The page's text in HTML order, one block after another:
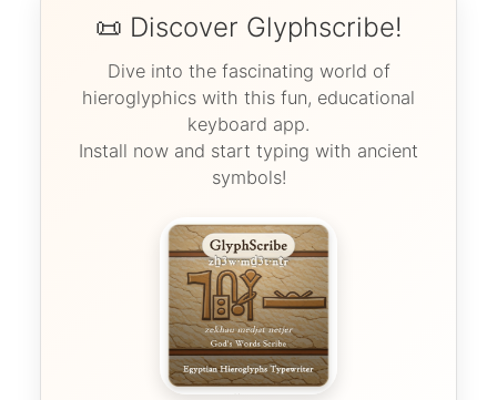
📜 Discover Glyphscribe!
Dive into the fascinating world of
hieroglyphics with this fun, educational
keyboard app.
Install now and start typing with ancient
symbols!